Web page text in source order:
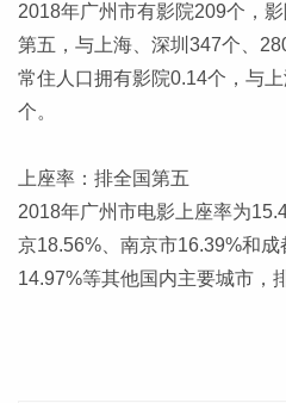
2018年广州市有影院209个，
第五，与上海、深圳347个、
常住人口拥有影院0.14个，与
个。
上座率：排全国第五
2018年广州市电影上座率为
京18.56%、南京市16.39%和成
14.97%等其他国内主要城市，